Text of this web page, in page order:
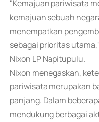
"Kemajuan pariwisata
kemajuan sebuah
menempatkan
sebagai prioritas
Nixon LP Napitupulu.
Nixon menegaskan,
pariwisata merupakan
panjang. Dalam
mendukung berbagai